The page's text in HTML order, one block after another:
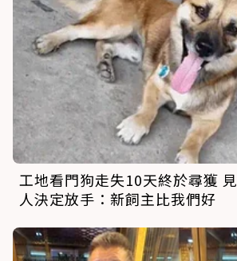
工地看門狗走失10天終於尋獲
人決定放手：新飼主比我們好